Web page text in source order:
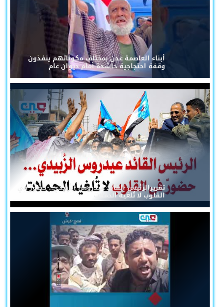
أبناء العاصمة عدن بمختلف مكوناتهم ينفذون
وقفة احتجاجية حاشدة أمام ديوان عام
تقريرالرئيس القائد عيدروس الزُبيدي... حضورٌ في
القلوب لا تُلغيه الحملات